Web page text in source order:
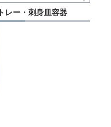
トレー・刺身皿容器